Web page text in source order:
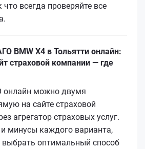
что всегда проверяйте все
BMW X4 в Тольятти онлайн:
страховой компании — где
можно двумя
на сайте страховой
агрегатор страховых услуг.
минусы каждого варианта,
оптимальный способ